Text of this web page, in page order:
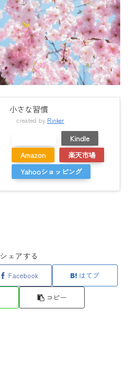
小さな習慣
created by Rinker
Kindle
Amazon
楽天市場
Yahooショッピング
シェアする
Facebook はてブ
コピー